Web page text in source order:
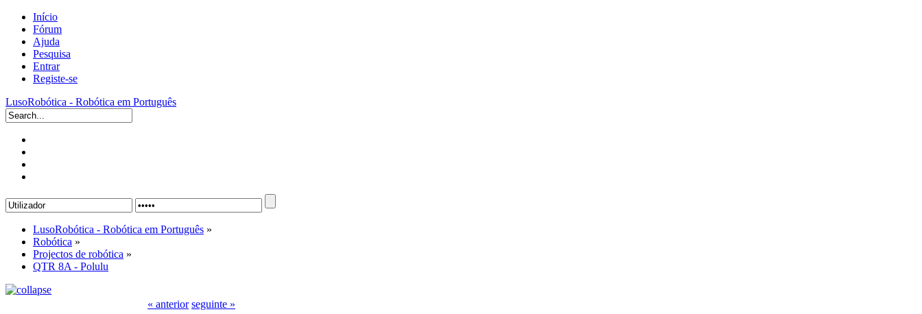
Início
Fórum
Ajuda
Pesquisa
Entrar
Registe-se
LusoRobótica - Robótica em Português
LusoRobótica - Robótica em Português »
Robótica »
Projectos de robótica »
QTR 8A - Polulu
« anterior seguinte »